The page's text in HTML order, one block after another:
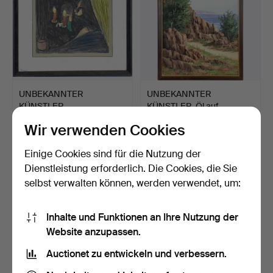
UNBEKANNTER
KÜNSTLER,
Schätzwert
UNBEKANNTER
KÜNSTLER, Öl auf
Schätzwert
Wir verwenden Cookies
Einige Cookies sind für die Nutzung der
Dienstleistung erforderlich. Die Cookies, die Sie
selbst verwalten können, werden verwendet, um:
Inhalte und Funktionen an Ihre Nutzung der
Website anzupassen.
Auctionet zu entwickeln und verbessern.